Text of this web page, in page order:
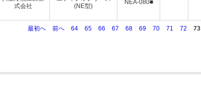
式会社
(NE型)
NEA-080■
最初へ 前へ 64 65 66 67 68 69 70 71 72 73